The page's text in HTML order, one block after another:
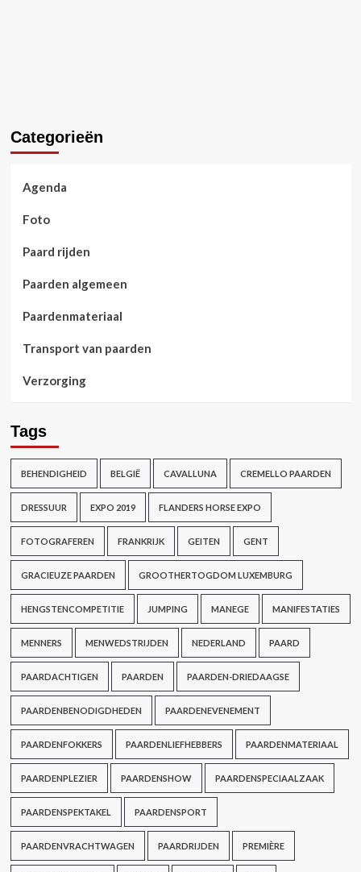
Categorieën
Agenda
Foto
Paard rijden
Paarden algemeen
Paardenmateriaal
Transport van paarden
Verzorging
Tags
BEHENDIGHEID BELGIË CAVALLUNA CREMELLO PAARDEN
DRESSUUR EXPO 2019 FLANDERS HORSE EXPO
FOTOGRAFEREN FRANKRIJK GEITEN GENT
GRACIEUZE PAARDEN GROOTHERTOGDOM LUXEMBURG
HENGSTENCOMPETITIE JUMPING MANEGE MANIFESTATIES
MENNERS MENWEDSTRIJDEN NEDERLAND PAARD
PAARDACHTIGEN PAARDEN PAARDEN-DRIEDAAGSE
PAARDENBENODIGDHEDEN PAARDENEVENEMENT
PAARDENFOKKERS PAARDENLIEFHEBBERS PAARDENMATERIAAL
PAARDENPLEZIER PAARDENSHOW PAARDENSPECIAALZAAK
PAARDENSPEKTAKEL PAARDENSPORT
PAARDENVRACHTWAGEN PAARDRIJDEN PREMIÈRE